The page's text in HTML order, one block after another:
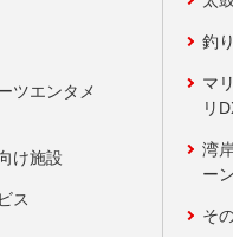
ツエンタメ
け施設
ス
釣
マ
リ
湾
ー
そ